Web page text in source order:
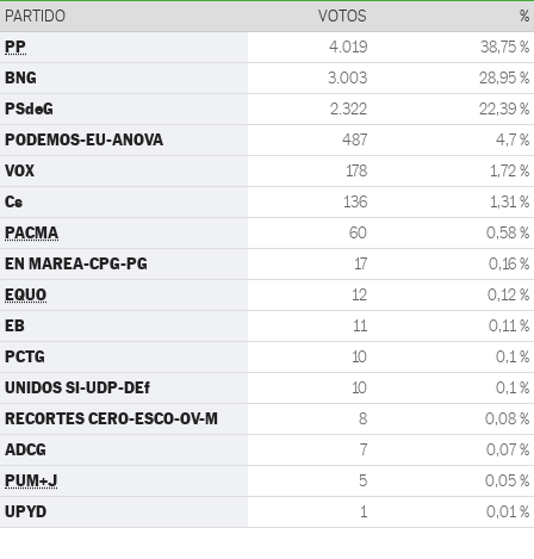
PARTIDO VOTOS %
PP 4.019 38,75 %
BNG 3.003 28,95 %
PSdeG 2.322 22,39 %
PODEMOS-EU-ANOVA 487 4,7 %
VOX 178 1,72 %
Cs 136 1,31 %
PACMA 60 0,58 %
EN MAREA-CPG-PG 17 0,16 %
EQUO 12 0,12 %
EB 11 0,11 %
PCTG 10 0,1 %
UNIDOS SI-UDP-DEf 10 0,1 %
RECORTES CERO-ESCO-OV-M 8 0,08 %
ADCG 7 0,07 %
PUM+J 5 0,05 %
UPYD 1 0,01 %